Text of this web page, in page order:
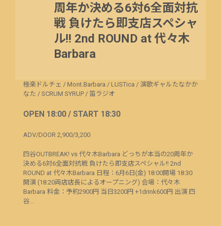
周年か決める6対6全面対抗
戦 負けたら即支店スペシャ
ル!! 2nd ROUND at 代々木
Barbara
極楽ドルチェ / Mont.Barbara / LUSTica / 演歌ギャルたなかか
なた / SCRUM SYRUP / 笛ラジオ
OPEN 18:00 / START 18:30
ADV/DOOR 2,900/3,200
四谷OUTBREAK! vs 代々木Barbara どっちが本当の20周年か
決める6対6全面対抗戦 負けたら即支店スペシャル!! 2nd
ROUND at 代々木Barbara 日程：6月6日(金) 18:00開場 18:30
開演 (18:20両店店長によるオープニング) 会場：代々木
Barbara 料金：予約2900円 当日3200円 +1drink600円 出演 四
谷...